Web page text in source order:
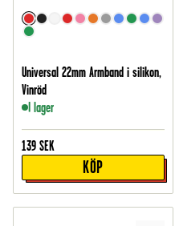
Universal 22mm Armband i silikon,
Vinröd
I lager
139 SEK
KÖP